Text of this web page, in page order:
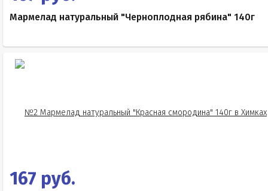
Мармелад натуральный "Черноплодная рябина" 140г
167 руб.